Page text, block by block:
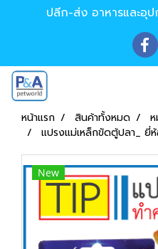
ปลีก-ส่ง อาหารและอุ
หน้าแรก สินค้าทั้งหมด
แปรงแม่เหล็กขัดตู้ปลา_ ยี่
New